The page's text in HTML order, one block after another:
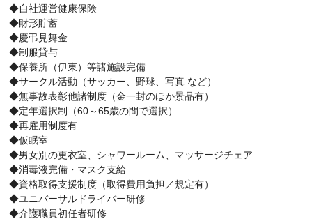
◆自社運営健康保険
◆財形貯蓄
◆慶弔見舞金
◆制服貸与
◆保養所（伊東）等諸施設完備
◆サークル活動（サッカー、野球、写真 など）
◆無事故表彰他諸制度（金一封のほか景品有）
◆定年選択制（60～65歳の間で選択）
◆再雇用制度有
◆仮眠室
◆男女別の更衣室、シャワールーム、マッサージチェア
◆消毒液完備・マスク支給
◆資格取得支援制度（取得費用負担／規定有）
◆ユニバーサルドライバー研修
◆介護職員初任者研修